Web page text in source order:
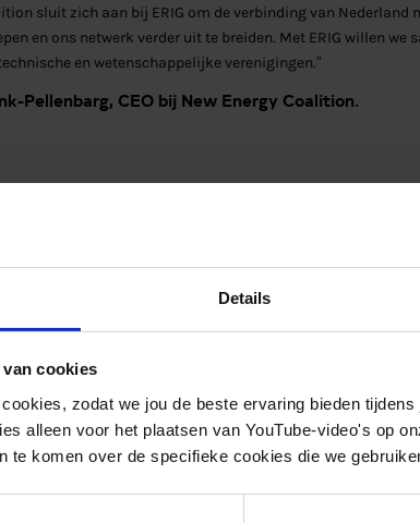
Details
cookies
zodat we jou de beste ervaring bieden
alleen voor het plaatsen van YouTube-video's op
te komen over de specifieke cookies die we
sluit zich aan bij ERIG om de verbinding van Nederland
en ons netwerk verder uit te breiden. Met ERIG willen we
en wetenschappelijke verenigingen.”
Pellenbarg, CEO bij New Energy Coalition.
richt op het versterken van de belangrijke
van het Europese energiesysteem in
energieproductie. De leden zijn
en -verenigingen in Europa. Zij